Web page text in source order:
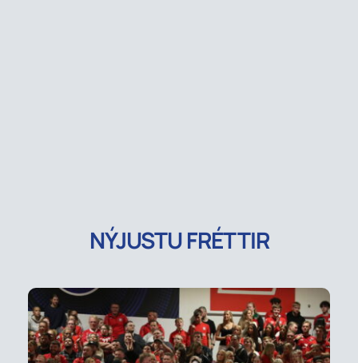
NÝJUSTU FRÉTTIR